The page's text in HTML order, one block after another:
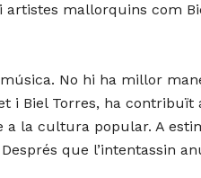
mallorquins com
No hi ha millor
i Biel Torres, ha
la cultura popular. A
que l’intentassin